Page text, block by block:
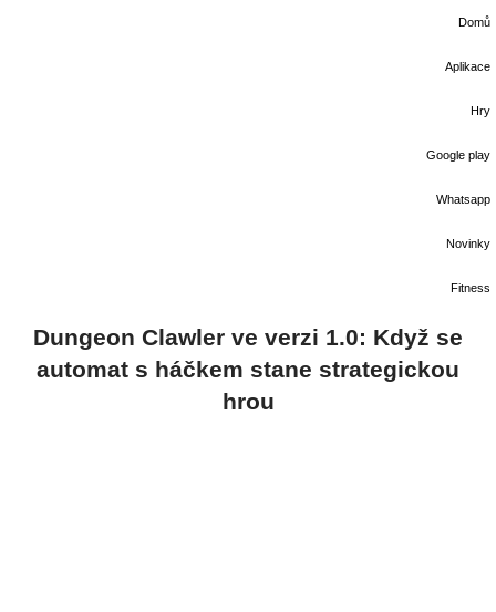
Domů
Aplikace
Hry
Google play
Whatsapp
Novinky
Fitness
Dungeon Clawler ve verzi 1.0: Když se
automat s háčkem stane strategickou
hrou